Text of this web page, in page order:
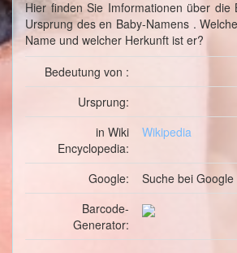
Hier finden Sie Imformationen über die
Ursprung des en Baby-Namens .
Name und welcher Herkunft ist er?
Bedeutung von :
Ursprung:
in Wiki
Encyclopedia:
Wikipedia
Google: Suche bei Google
Barcode-
Generator: